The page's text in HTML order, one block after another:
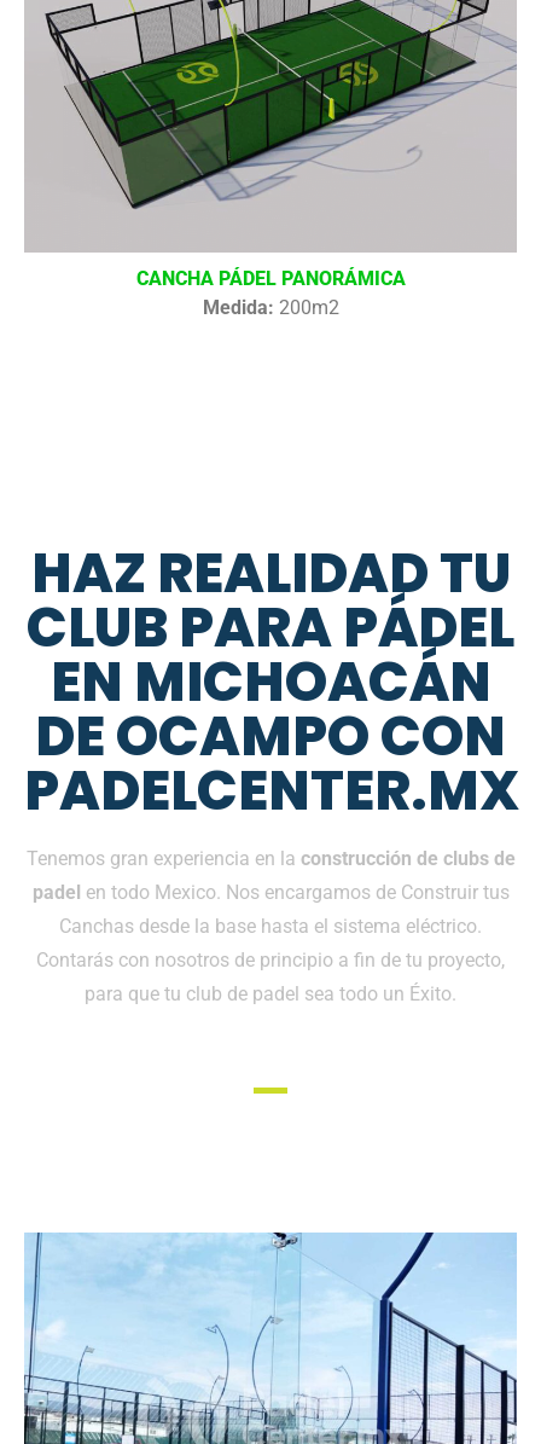
CANCHA PÁDEL PANORÁMICA
Medida: 200m2
HAZ REALIDAD TU
CLUB PARA PÁDEL
EN MICHOACÁN
DE OCAMPO CON
PADELCENTER.MX
Tenemos gran experiencia en la construcción de clubs de
padel en todo Mexico. Nos encargamos de Construir tus
Canchas desde la base hasta el sistema eléctrico.
Contarás con nosotros de principio a fin de tu proyecto,
para que tu club de padel sea todo un Éxito.